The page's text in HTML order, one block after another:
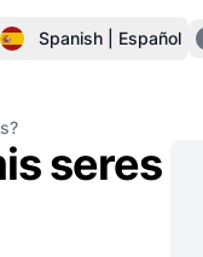
Spanish | Español
seres